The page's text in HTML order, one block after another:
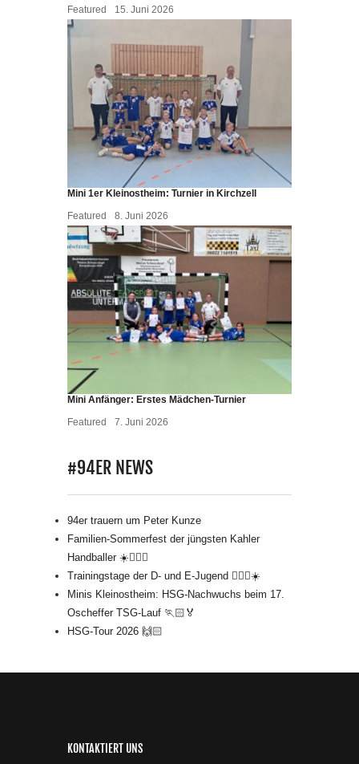
Featured
15. Juni 2026
Mini 1er Kleinostheim: Turnier in Kirchzell
Featured
8. Juni 2026
Mini Anfänger: Erstes Mädchen-Turnier
Featured
7. Juni 2026
#94ER NEWS
94er trauern um Peter Kunze
Familien-Sommerfest der jüngsten Kahler
Handballer ☀️🤾🏻‍♂️
Trainingstage der D- und E-Jugend 🤾🏻‍♂️☀️
Minis Kleinostheim: HSG-Nachwuchs beim 17.
Oscheffer TSG-Lauf 🏃🏻🏅
HSG-Tour 2026 🙌🏻
KONTAKTIERT UNS